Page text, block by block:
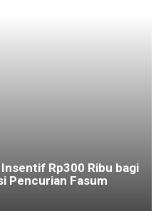
Rp300 Ribu bagi
Pencurian Fasum